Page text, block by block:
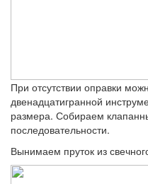
При отсутствии оправки
двенадцатигранной
размера. Собираем
последовательности.
Вынимаем пруток из